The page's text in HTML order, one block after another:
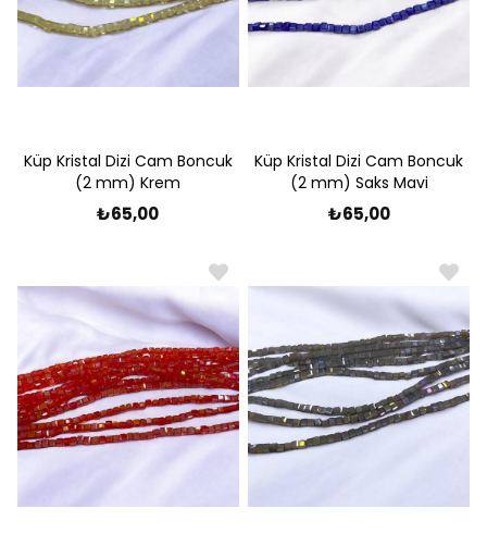
Küp Kristal Dizi Cam Boncuk
(2 mm) Krem
₺65,00
Küp Kristal Dizi Cam Boncuk
(2 mm) Saks Mavi
₺65,00